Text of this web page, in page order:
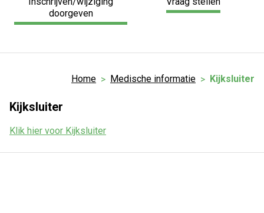
doorgeven
Home Medische informatie Kijksluiter
Kijksluiter
Klik hier voor Kijksluiter